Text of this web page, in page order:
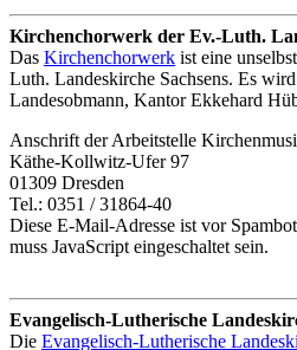
Kirchenchorwerk der Ev.-Luth.
Das Kirchenchorwerk ist eine
Luth. Landeskirche Sachsens. Es
Landesobmann, Kantor Ekkehard
Anschrift der Arbeitstelle
Käthe-Kollwitz-Ufer 97
01309 Dresden
Tel.: 0351 / 31864-40
Diese E-Mail-Adresse ist vor
muss JavaScript eingeschaltet sein.
Evangelisch-Lutherische
Die Evangelisch-Lutherische